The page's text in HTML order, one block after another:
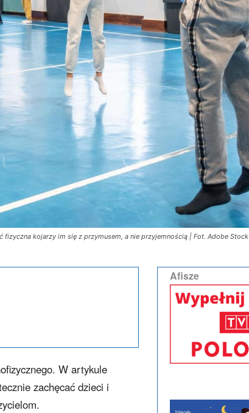
kojarzy im się z przymusem, a nie przyjemnością | Fot. Adobe Stock
W artykule
zachęcać dzieci i
Afisze